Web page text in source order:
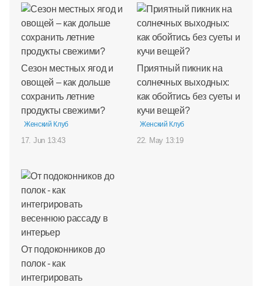
Сезон местных ягод и
овощей – как дольше
сохранить летние
продукты свежими?
Женский Клуб
17. Jun 13:43
Приятный пикник на
солнечных выходных:
как обойтись без суеты и
кучи вещей?
Женский Клуб
22. May 13:19
От подоконников до
полок - как
интегрировать